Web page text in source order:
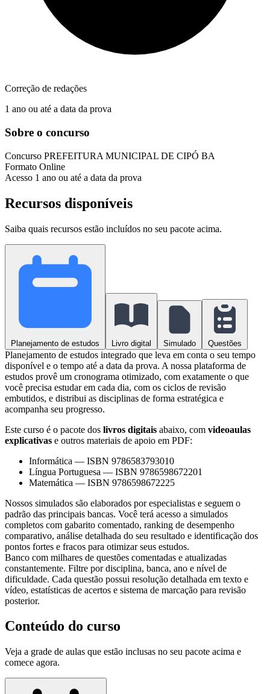
Correção de redações
1 ano ou até a data da prova
Sobre o concurso
Concurso PREFEITURA MUNICIPAL DE CIPÓ BA
Formato Online
Acesso 1 ano ou até a data da prova
Recursos disponíveis
Saiba quais recursos estão incluídos no seu pacote acima.
Planejamento de estudos Livro digital Simulado Questões
Planejamento de estudos integrado que leva em conta o seu tempo
disponível e o tempo até a data da prova. A nossa plataforma de
estudos provê um cronograma otimizado, com exatamente o que
você precisa estudar em cada dia, com os ciclos de revisão
embutidos, e distribui as disciplinas de forma estratégica e
acompanha seu progresso.
Este curso é o pacote dos livros digitais abaixo, com videoaulas
explicativas e outros materiais de apoio em PDF:
Informática — ISBN 9786583793010
Língua Portuguesa — ISBN 9786598672201
Matemática — ISBN 9786598672225
Nossos simulados são elaborados por especialistas e seguem o
padrão das principais bancas. Você terá acesso a simulados
completos com gabarito comentado, ranking de desempenho
comparativo, análise detalhada do seu resultado e identificação dos
pontos fortes e fracos para otimizar seus estudos.
Banco com milhares de questões comentadas e atualizadas
constantemente. Filtre por disciplina, banca, ano e nível de
dificuldade. Cada questão possui resolução detalhada em texto e
vídeo, estatísticas de acertos e sistema de marcação para revisão
posterior.
Conteúdo do curso
Veja a grade de aulas que estão inclusas no seu pacote acima e
comece agora.